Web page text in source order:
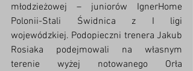
młodzieżowej – juniorów IgnerHome
Polonii-Stali Świdnica z I ligi
wojewódzkiej. Podopieczni trenera Jakub
Rosiaka podejmowali na własnym
terenie wyżej notowanego Orła